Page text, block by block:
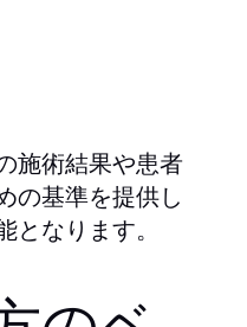
施術結果や患者
の基準を提供し
なります。